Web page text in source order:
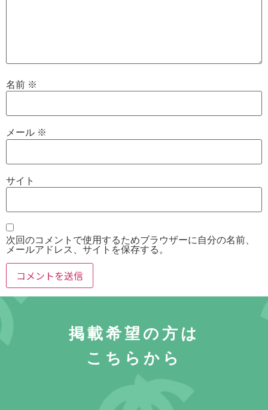
名前 ※
メール ※
サイト
次回のコメントで使用するためブラウザーに自分の名前、
メールアドレス、サイトを保存する。
掲載希望の方は
こちらから